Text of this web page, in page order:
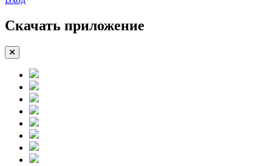
Скачать приложение